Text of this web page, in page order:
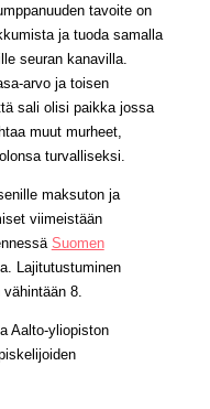
tavoite on
ja tuoda samalla
seuran kanavilla.
arvo ja toisen
sali olisi paikka jossa
muut murheet,
turvalliseksi.
maksuton ja
viimeistään
Suomen
Lajitutustuminen
8.
Aalto-yliopiston